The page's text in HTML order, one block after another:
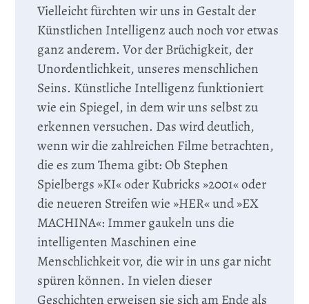
Vielleicht fürchten wir uns in Gestalt der
Künstlichen Intelligenz auch noch vor etwas
ganz anderem. Vor der Brüchigkeit, der
Unordentlichkeit, unseres menschlichen
Seins. Künstliche Intelligenz funktioniert
wie ein Spiegel, in dem wir uns selbst zu
erkennen versuchen. Das wird deutlich,
wenn wir die zahlreichen Filme betrachten,
die es zum Thema gibt: Ob Stephen
Spielbergs »KI« oder Kubricks »2001« oder
die neueren Streifen wie »HER« und »EX
MACHINA«: Immer gaukeln uns die
intelligenten Maschinen eine
Menschlichkeit vor, die wir in uns gar nicht
spüren können. In vielen dieser
Geschichten erweisen sie sich am Ende als